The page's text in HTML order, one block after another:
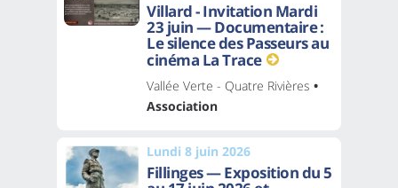
Villard - Invitation Mardi
23 juin — Documentaire :
Le silence des Passeurs au
cinéma La Trace
Vallée Verte - Quatre Rivières •
Association
Lundi 8 juin 2026
Fillinges — Exposition du 5